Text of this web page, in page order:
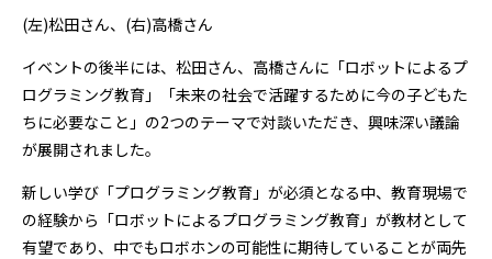
(左)松田さん、(右)高橋さん
イベントの後半には、松田さん、高橋さんに「ロボットによるプ
ログラミング教育」「未来の社会で活躍するために今の子どもた
ちに必要なこと」の2つのテーマで対談いただき、興味深い議論
が展開されました。
新しい学び「プログラミング教育」が必須となる中、教育現場で
の経験から「ロボットによるプログラミング教育」が教材として
有望であり、中でもロボホンの可能性に期待していることが両先